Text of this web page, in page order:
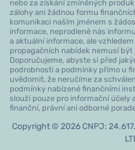
nebo za získání zmíněných
zálohy ani žádnou formu
komunikaci naším jménem s
informace, neprodleně nás
a aktuální informace, ale
propagačních nabídek nemusí
Doporučujeme, abyste si před
podrobnosti a podmínky přímo u
uvědomit, že neručíme za
podmínky nabízené finančními
slouží pouze pro informační účely
finanční, právní ani odborné
Copyright © 2026 CNPJ: